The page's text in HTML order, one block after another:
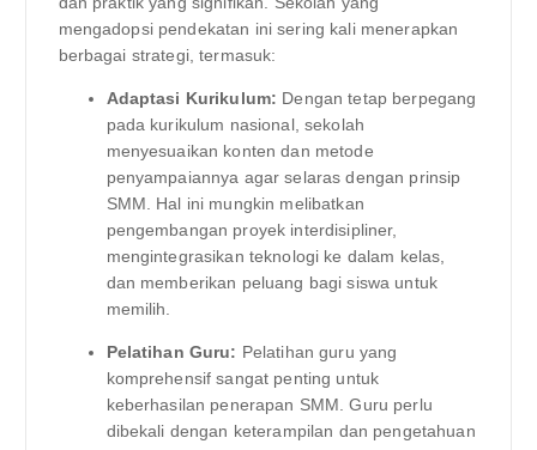
mengadopsi pendekatan ini sering kali menerapkan
berbagai strategi, termasuk:
Adaptasi Kurikulum: Dengan tetap berpegang
pada kurikulum nasional, sekolah
menyesuaikan konten dan metode
penyampaiannya agar selaras dengan prinsip
SMM. Hal ini mungkin melibatkan
pengembangan proyek interdisipliner,
mengintegrasikan teknologi ke dalam kelas,
dan memberikan peluang bagi siswa untuk
memilih.
Pelatihan Guru: Pelatihan guru yang
komprehensif sangat penting untuk
keberhasilan penerapan SMM. Guru perlu
dibekali dengan keterampilan dan pengetahuan